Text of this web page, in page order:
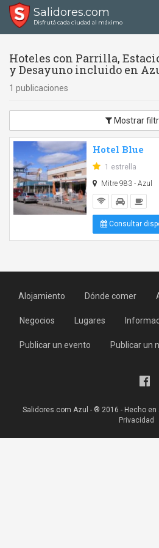
Salidores.com
Disfrutá cada ciudad al máximo
Hoteles con Parrilla,
y Desayuno incluido en
1 publicaciones
Mostrar
Hotel Blue
1 estrella
Mitre 983 - Azul
Consultar
Alojamiento Dónde comer
Negocios Lugares
Publicar un evento Publicar un
Salidores.com Azul - ® 2016 - Hecho en
Privacidad